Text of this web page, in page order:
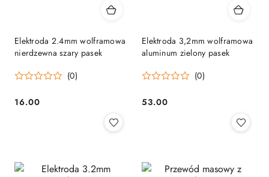
Elektroda 2.4mm wolframowa
nierdzewna szary pasek
(0)
Cena:
16.00
Elektroda 3,2mm wolframowa
aluminum zielony pasek
(0)
Cena:
53.00